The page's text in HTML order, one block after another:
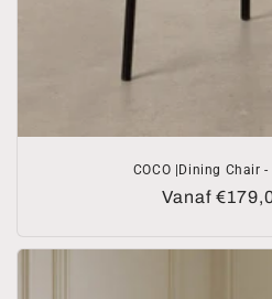
COCO |Dining Chair -
Normale
Vanaf